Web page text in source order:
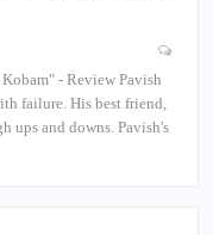
- Review Pavish
failure. His best friend,
ups and downs. Pavish's